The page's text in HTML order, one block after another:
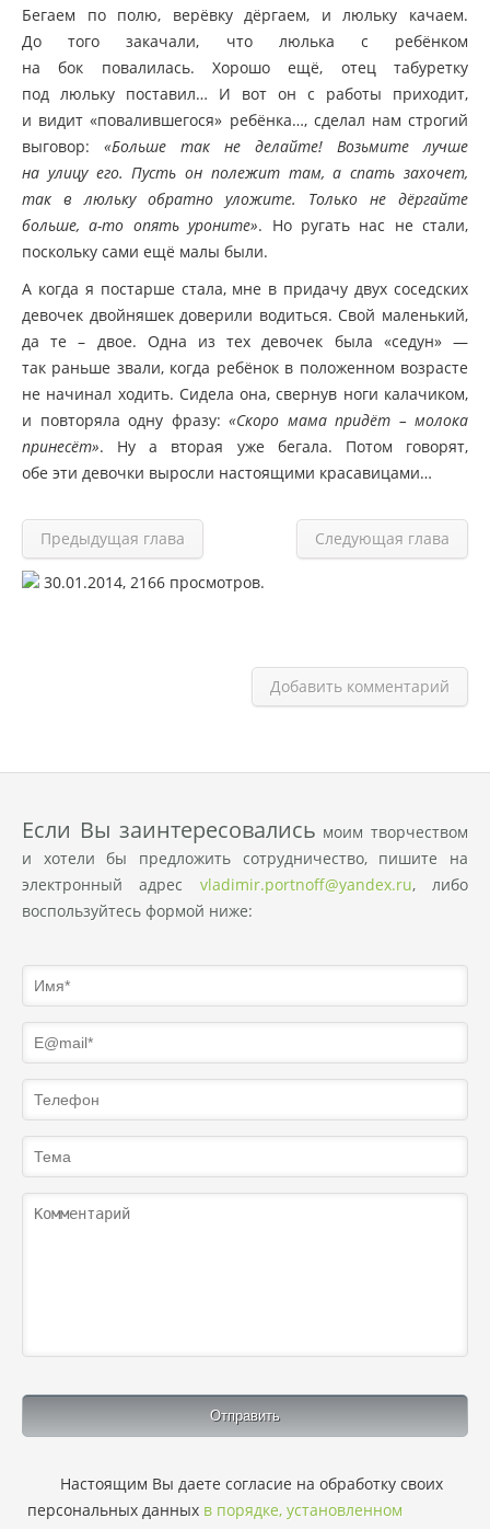
Бегаем по полю, верёвку дёргаем, и люльку качаем.
До того закачали, что люлька с ребёнком
на бок повалилась. Хорошо ещё, отец табуретку
под люльку поставил… И вот он с работы приходит,
и видит «повалившегося» ребёнка…, сделал нам строгий
выговор:
«Больше так не делайте! Возьмите лучше
на улицу его. Пусть он полежит там, а спать захочет,
так в люльку обратно уложите. Только не дёргайте
больше, а-то опять уроните». Но ругать нас не стали,
поскольку сами ещё малы были.
А когда я постарше стала, мне в придачу двух соседских
девочек двойняшек доверили водиться. Свой маленький,
да те – двое. Одна из тех девочек была «седун» —
так раньше звали, когда ребёнок в положенном возрасте
не начинал ходить. Сидела она, свернув ноги калачиком,
и повторяла одну фразу: «Скоро мама придёт – молока
принесёт». Ну а вторая уже бегала. Потом говорят,
обе эти девочки выросли настоящими красавицами…
Предыдущая глава Следующая глава
30.01.2014, 2166 просмотров.
Добавить комментарий
Eсли Вы заинтересовались моим творчеством
и хотели бы предложить сотрудничество, пишите на
электронный адрес vladimir.portnoff@yandex.ru, либо
воспользуйтесь формой ниже:
Настоящим Вы даете согласие на обработку своих
персональных данных в порядке, установленном